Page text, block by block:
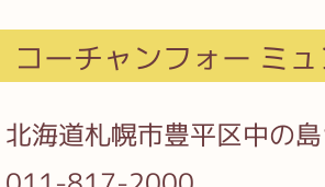
コーチャンフォー ミ
北海道札幌市豊平区中の